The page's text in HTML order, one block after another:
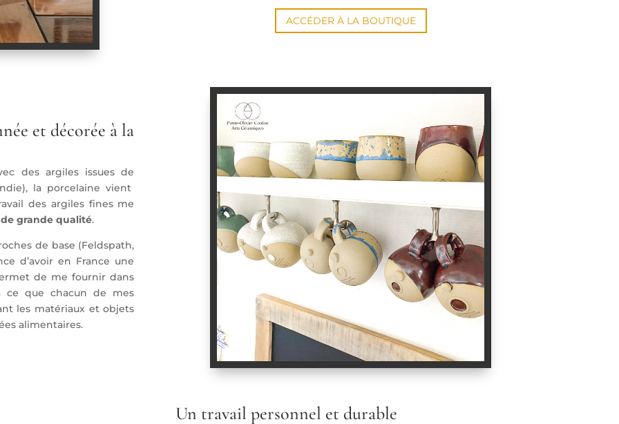
ACCÉDER À LA BOUTIQUE
et décorée à la
des argiles issues de
la porcelaine vient
des argiles fines me
grande qualité.
de base (Feldspath,
d’avoir en France une
de me fournir dans
que chacun de mes
les matériaux et objets
alimentaires.
Un travail personnel et durable